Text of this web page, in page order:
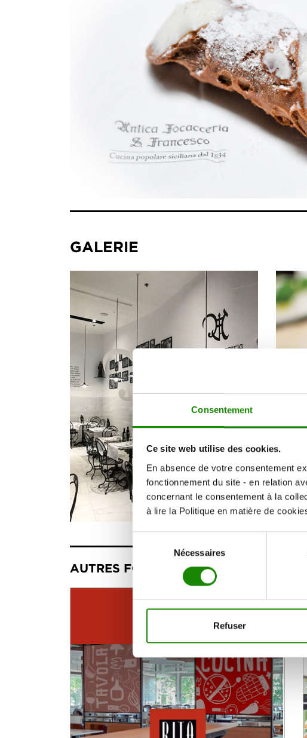
Consentement
Ce site web utilise des cookies.
En absence de votre consentement
fonctionnement du site - en relation
concernant le consentement à la
à lire la Politique en matière de
consentement
Nécessaires
Refuser
GALERIE
AUTRES FORMATS
RITA